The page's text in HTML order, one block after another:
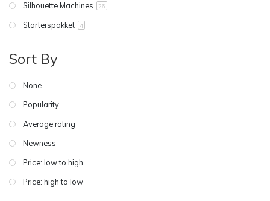
Silhouette Machines 26
Starterspakket 4
Sort By
None
Popularity
Average rating
Newness
Price: low to high
Price: high to low